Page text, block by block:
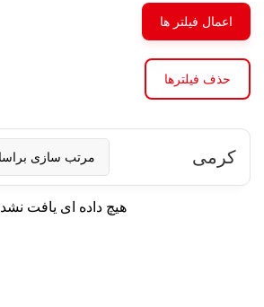
اعمال فیلتر ها
حذف فیلترها
کرمی
هیچ داده ای یافت نشد